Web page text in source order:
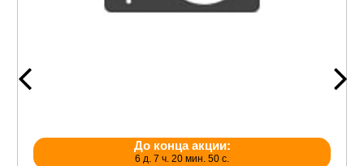
До конца акции:
6 д. 7 ч. 20 мин. 50 с.